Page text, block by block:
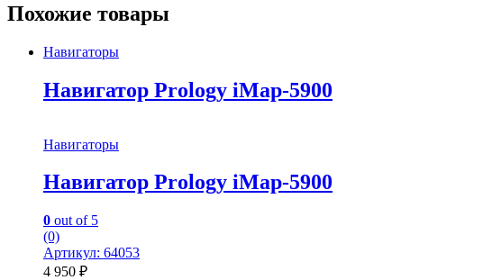
Похожие товары
Навигаторы
Навигатор Prology iMap-5900
Навигаторы
Навигатор Prology iMap-5900
0 out of 5
(0)
Артикул: 64053
4 950 ₽